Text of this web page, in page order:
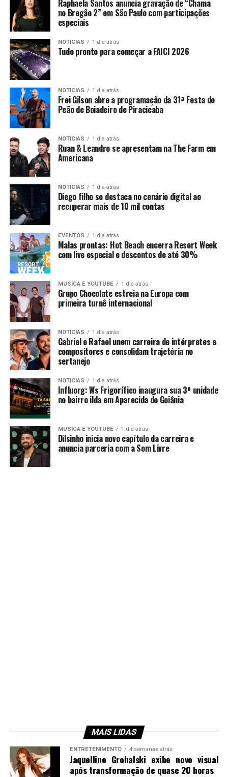
Raphaela Santos anuncia gravação de “Chama
no Bregão 2” em São Paulo com participações
especiais
NOTICIAS 1 dia atrás
Tudo pronto para começar a FAICI 2026
NOTICIAS 1 dia atrás
Frei Gilson abre a programação da 31ª Festa do
Peão de Boiadeiro de Piracicaba
NOTICIAS 1 dia atrás
Ruan & Leandro se apresentam na The Farm em
Americana
NOTICIAS 1 dia atrás
Diego filho se destaca no cenário digital ao
recuperar mais de 10 mil contas
EVENTOS 1 dia atrás
Malas prontas: Hot Beach encerra Resort Week
com live especial e descontos de até 30%
MUSICA E YOUTUBE 1 dia atrás
Grupo Chocolate estreia na Europa com
primeira turnê internacional
NOTICIAS 1 dia atrás
Gabriel e Rafael unem carreira de intérpretes e
compositores e consolidam trajetória no
sertanejo
NOTICIAS 1 dia atrás
Influorg: Ws Frigorífico inaugura sua 3º unidade
no bairro ilda em Aparecida de Goiânia
MUSICA E YOUTUBE 1 dia atrás
Dilsinho inicia novo capítulo da carreira e
anuncia parceria com a Som Livre
MAIS LIDAS
ENTRETENIMENTO 4 semanas atrás
Jaquelline Grohalski exibe novo visual
após transformação de quase 20 horas